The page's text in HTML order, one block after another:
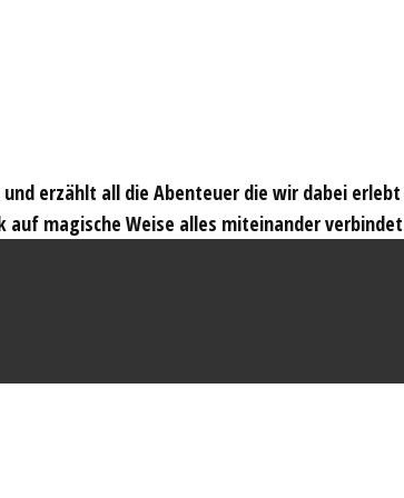
erzählt all die Abenteuer die wir dabei
magische Weise alles miteinander verbindet